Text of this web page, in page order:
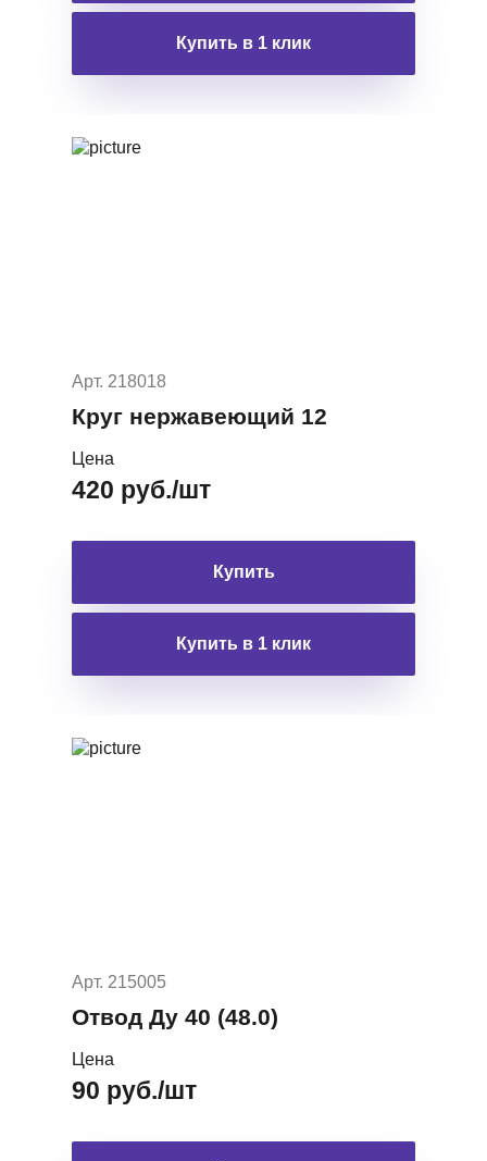
Купить в 1 клик
Арт. 218018
Круг нержавеющий 12
Цена
420 руб./шт
Купить
Купить в 1 клик
Арт. 215005
Отвод Ду 40 (48.0)
Цена
90 руб./шт